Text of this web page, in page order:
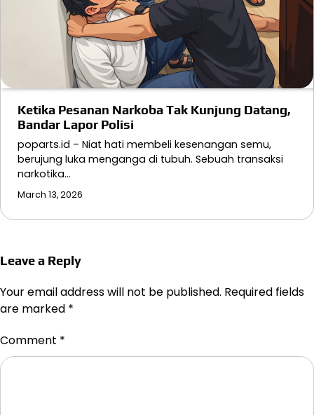
Ketika Pesanan Narkoba Tak Kunjung Datang,
Bandar Lapor Polisi
poparts.id – Niat hati membeli kesenangan semu,
berujung luka menganga di tubuh. Sebuah transaksi
narkotika…
March 13, 2026
Leave a Reply
Your email address will not be published. Required fields
are marked *
Comment *